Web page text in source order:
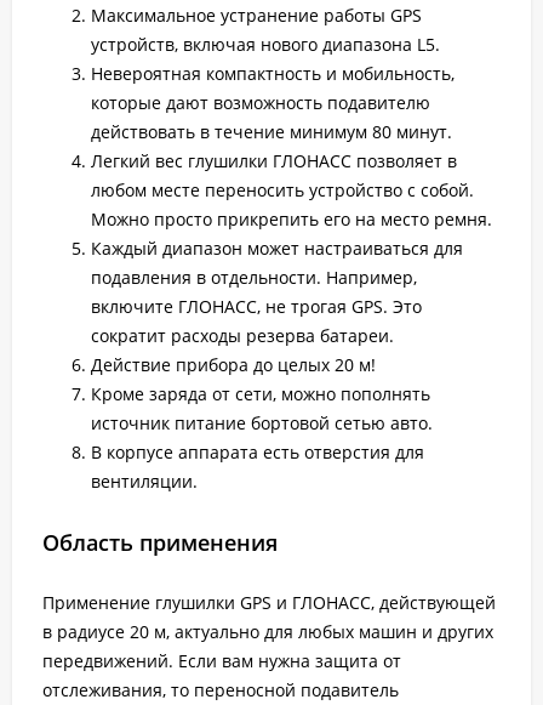
Максимальное устранение работы GPS
устройств, включая нового диапазона L5.
Невероятная компактность и мобильность,
которые дают возможность подавителю
действовать в течение минимум 80 минут.
Легкий вес глушилки ГЛОНАСС позволяет в
любом месте переносить устройство с собой.
Можно просто прикрепить его на место ремня.
Каждый диапазон может настраиваться для
подавления в отдельности. Например,
включите ГЛОНАСС, не трогая GPS. Это
сократит расходы резерва батареи.
Действие прибора до целых 20 м!
Кроме заряда от сети, можно пополнять
источник питание бортовой сетью авто.
В корпусе аппарата есть отверстия для
вентиляции.
Область применения
Применение глушилки GPS и ГЛОНАСС, действующей
в радиусе 20 м, актуально для любых машин и других
передвижений. Если вам нужна защита от
отслеживания, то переносной подавитель